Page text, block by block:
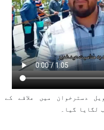
دسترخوان میں علاقے کے
لگایا گیا۔